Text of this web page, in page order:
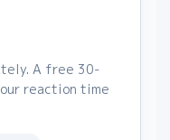
A free 30-
reaction time